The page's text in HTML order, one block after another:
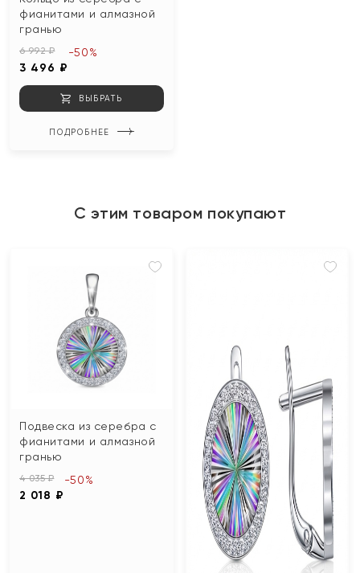
фианитами и алмазной
гранью
6 992 ₽
3 496 ₽
-50%
ВЫБРАТЬ
ПОДРОБНЕЕ
С этим товаром покупают
Подвеска из серебра с
фианитами и алмазной
гранью
4 035 ₽
2 018 ₽
-50%